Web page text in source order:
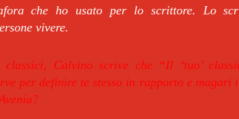
che ho usato per lo scrittore. Lo
vivere.
Calvino scrive che “Il ‘tuo’
per definire te stesso in rapporto e